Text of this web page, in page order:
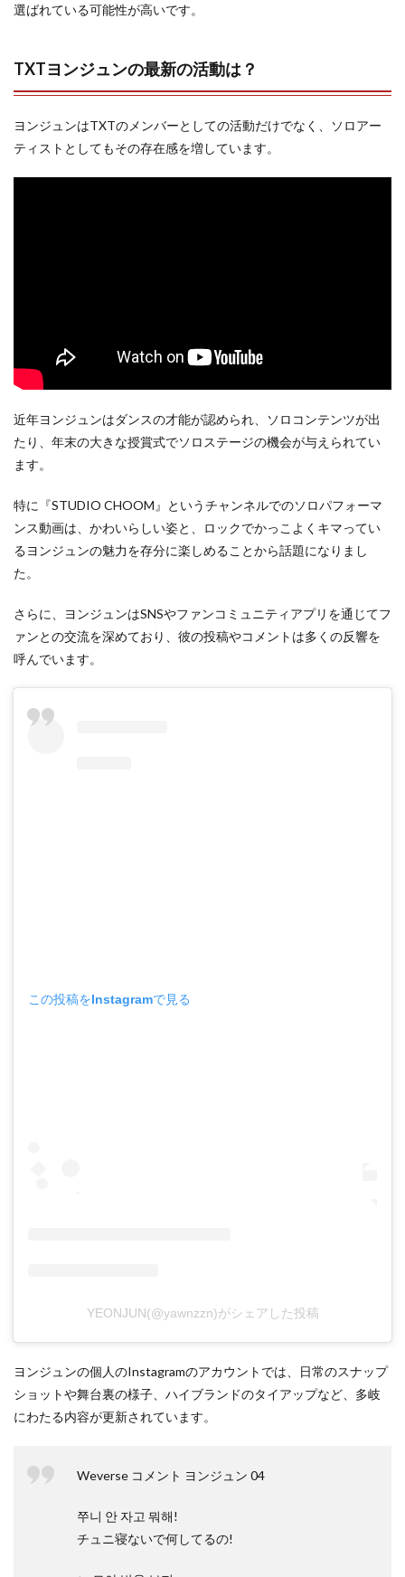
選ばれている可能性が高いです。
TXTヨンジュンの最新の活動は？
ヨンジュンはTXTのメンバーとしての活動だけでなく、ソロアー
ティストとしてもその存在感を増しています。
近年ヨンジュンはダンスの才能が認められ、ソロコンテンツが出
たり、年末の大きな授賞式でソロステージの機会が与えられてい
ます。
特に『STUDIO CHOOM』というチャンネルでのソロパフォーマ
ンス動画は、かわいらしい姿と、ロックでかっこよくキマってい
るヨンジュンの魅力を存分に楽しめることから話題になりまし
た。
さらに、ヨンジュンはSNSやファンコミュニティアプリを通じてフ
ァンとの交流を深めており、彼の投稿やコメントは多くの反響を
呼んでいます。
この投稿をInstagramで見る
YEONJUN(@yawnzzn)がシェアした投稿
ヨンジュンの個人のInstagramのアカウントでは、日常のスナップ
ショットや舞台裏の様子、ハイブランドのタイアップなど、多岐
にわたる内容が更新されています。
Weverse コメント ヨンジュン 04
쭈니 안 자고 뭐해!
チュニ寝ないで何してるの!